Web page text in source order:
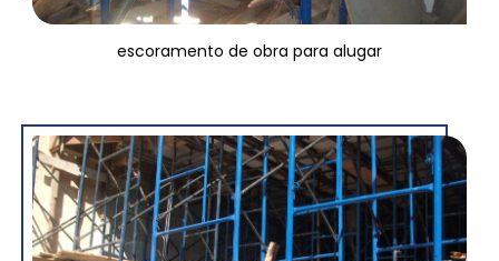
escoramento de obra para alugar